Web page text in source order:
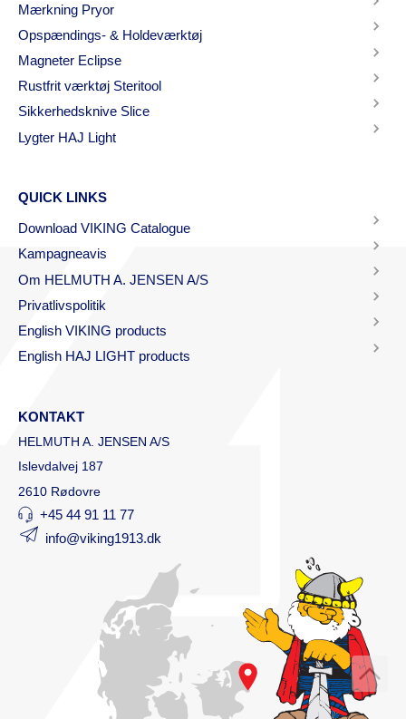
Mærkning Pryor
Opspændings- & Holdeværktøj
Magneter Eclipse
Rustfrit værktøj Steritool
Sikkerhedsknive Slice
Lygter HAJ Light
QUICK LINKS
Download VIKING Catalogue
Kampagneavis
Om HELMUTH A. JENSEN A/S
Privatlivspolitik
English VIKING products
English HAJ LIGHT products
KONTAKT
HELMUTH A. JENSEN A/S
Islevdalvej 187
2610 Rødovre
+45 44 91 11 77
info@viking1913.dk